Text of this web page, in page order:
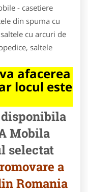
- casetiere
din spuma cu
cu arcuri de
saltele
afacerea
locul este
Mobila
selectat
a
Romania